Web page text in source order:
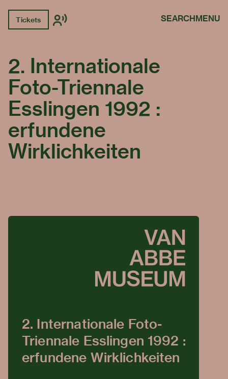
Tickets SEARCHMENU
2. Internationale
Foto-Triennale
Esslingen 1992 :
erfundene
Wirklichkeiten
2. Internationale Foto-
Triennale Esslingen 1992 :
erfundene Wirklichkeiten